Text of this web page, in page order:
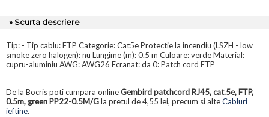
» Scurta descriere
Tip: - Tip cablu: FTP Categorie: Cat5e Protectie la incendiu (LSZH - low
smoke zero halogen): nu Lungime (m): 0.5 m Culoare: verde Material:
cupru-aluminiu AWG: AWG26 Ecranat: da 0: Patch cord FTP
De la Bocris poti cumpara onlineGembird patchcord RJ45, cat.5e, FTP,
0.5m, green PP22-0.5M/Gla pretul de 4,55 lei, precum si alteCabluri
ieftine.